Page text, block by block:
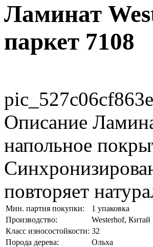
Ламинат
паркет 7108
Описание
напольное
повторяет
Мин. партия покупки:
1 упаковка
Производство:
Westerhof, Китай
Класс износостойкости: 32
Порода дерева:
Ольха